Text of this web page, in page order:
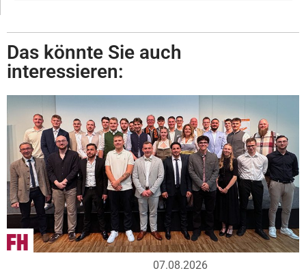
Das könnte Sie auch
interessieren:
07.08.2026